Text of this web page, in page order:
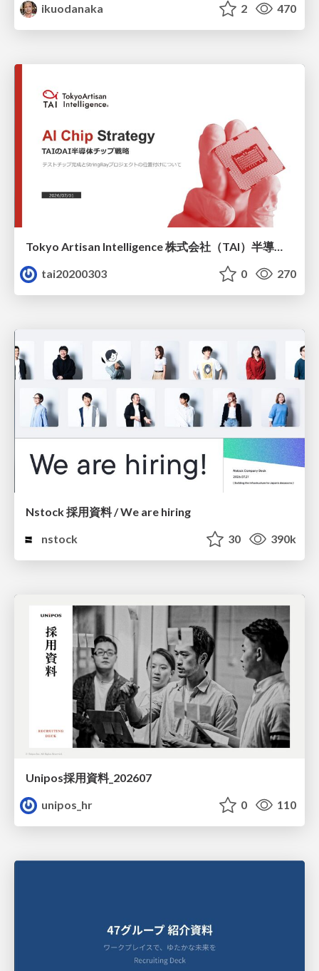
ikuodanaka
2 470
Tokyo Artisan Intelligence 株式会社（TAI）半導体戦略_最新版
tai20200303
0 270
Nstock 採用資料 / We are hiring
nstock
30 390k
Unipos採用資料_202607
unipos_hr
0 110